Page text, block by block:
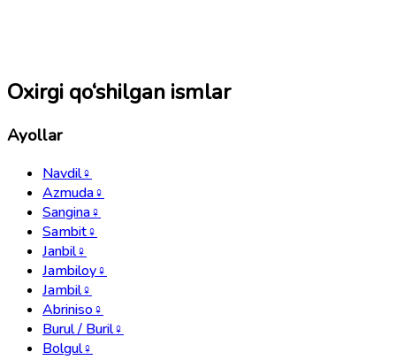
Oxirgi qo‘shilgan ismlar
Ayollar
Navdil♀
Azmuda♀
Sangina♀
Sambit♀
Janbil♀
Jambiloy♀
Jambil♀
Abriniso♀
Burul / Buril♀
Bolgul♀